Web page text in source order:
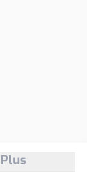
Plus